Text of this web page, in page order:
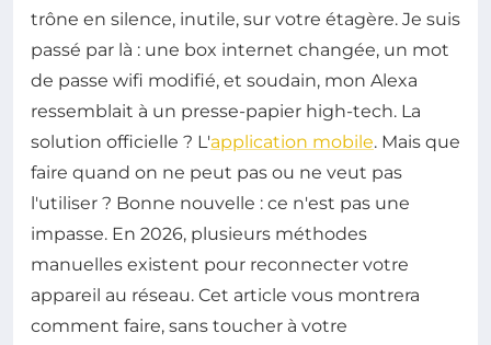
trône en silence, inutile, sur votre étagère. Je suis
passé par là : une box internet changée, un mot
de passe wifi modifié, et soudain, mon Alexa
ressemblait à un presse-papier high-tech. La
solution officielle ? L'application mobile. Mais que
faire quand on ne peut pas ou ne veut pas
l'utiliser ? Bonne nouvelle : ce n'est pas une
impasse. En 2026, plusieurs méthodes
manuelles existent pour reconnecter votre
appareil au réseau. Cet article vous montrera
comment faire, sans toucher à votre